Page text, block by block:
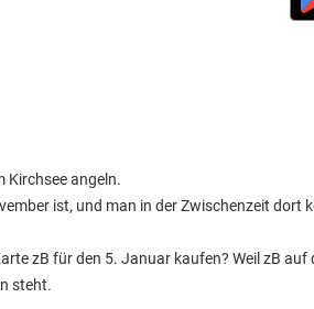
Kirchsee angeln.
ist, und man in der Zwischenzeit dort
zB für den 5. Januar kaufen? Weil zB auf
steht.